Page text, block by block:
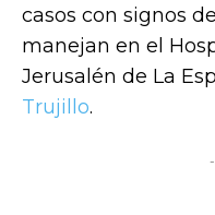
casos con signos
manejan en el
Jerusalén de La
Trujillo.